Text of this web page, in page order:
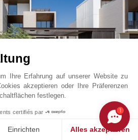
Emirate
22 000 000 AED
Villa
Ihre Erfahrung auf unserer Website zu
akzeptieren oder Ihre Präferenzen
festlegen.
certifiés par
Einrichten Alles akzeptieren
1